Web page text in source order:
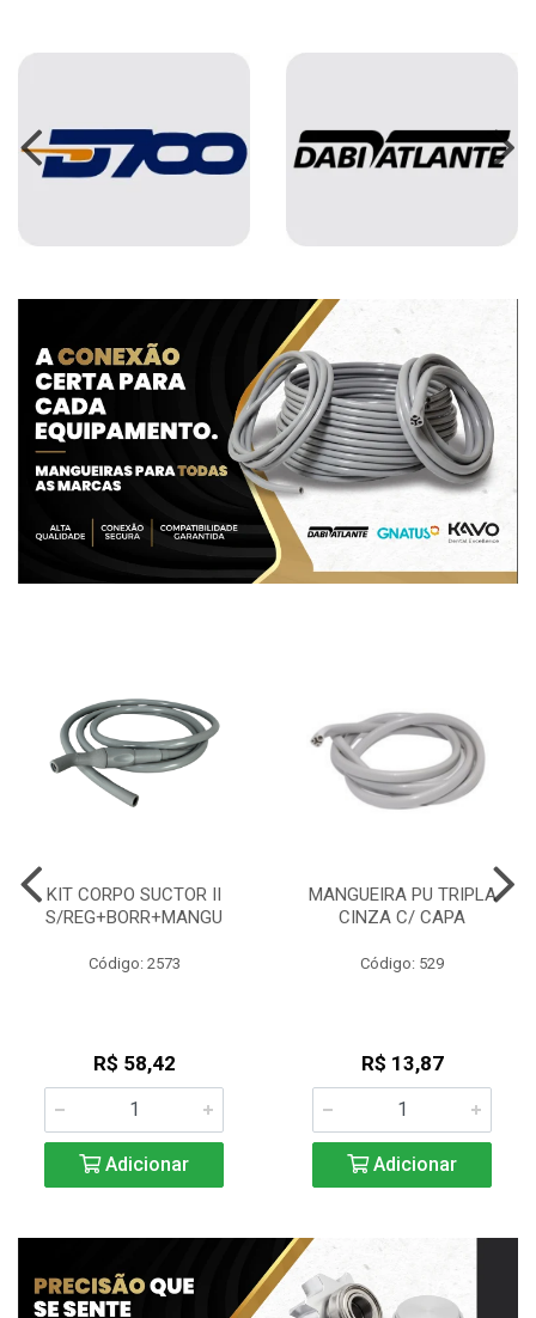
KIT CORPO SUCTOR II
S/REG+BORR+MANGU
Código: 2573
R$ 58,42
Adicionar
MANGUEIRA PU TRIPLA
CINZA C/ CAPA
Código: 529
R$ 13,87
Adicionar